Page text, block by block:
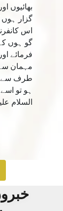
بھائیوں
گزار ہوں
اس
گو ہوں
فرمائے
مہمان
طرف سے
ہو تو
السلام